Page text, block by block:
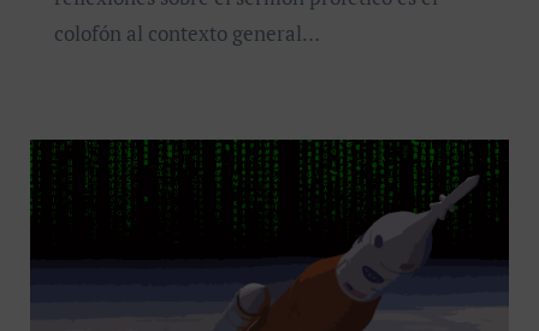
colofón al contexto general…